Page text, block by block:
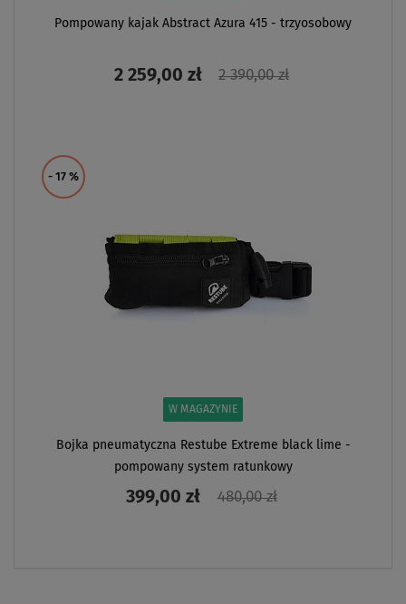
Pompowany kajak Abstract Azura 415 - trzyosobowy
2 259,00 zł 2 390,00 zł
- 17 %
W MAGAZYNIE
Bojka pneumatyczna Restube Extreme black lime -
pompowany system ratunkowy
399,00 zł 480,00 zł